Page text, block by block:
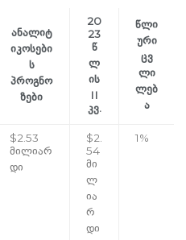
ანალიტ
იკოსები
ს
პროგნო
ზები
20
23
წ
ლ
ის
II
კვ.
წლი
ური
ცვ
ლი
ლებ
ა
$2.53
მილიარ
დი
$2.
54
მი
ლ
ია
რ
დი
1%